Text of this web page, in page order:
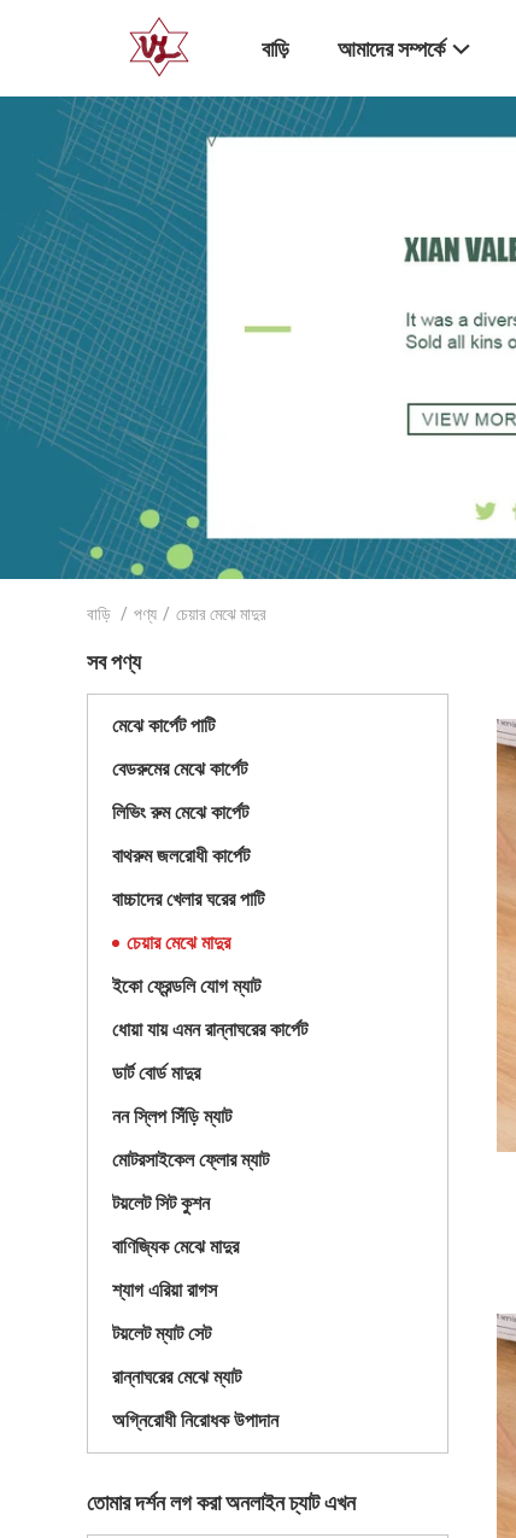
বাড়ি আমাদের সম্পর্কে
বাড়ি / পণ্য / চেয়ার মেঝে মাদুর
সব পণ্য
মেঝে কার্পেট পাটি
বেডরুমের মেঝে কার্পেট
লিভিং রুম মেঝে কার্পেট
বাথরুম জলরোধী কার্পেট
বাচ্চাদের খেলার ঘরের পাটি
চেয়ার মেঝে মাদুর
ইকো ফ্রেন্ডলি যোগ ম্যাট
ধোয়া যায় এমন রান্নাঘরের কার্পেট
ডার্ট বোর্ড মাদুর
নন স্লিপ সিঁড়ি ম্যাট
মোটরসাইকেল ফ্লোর ম্যাট
টয়লেট সিট কুশন
বাণিজ্যিক মেঝে মাদুর
শ্যাগ এরিয়া রাগস
টয়লেট ম্যাট সেট
রান্নাঘরের মেঝে ম্যাট
অগ্নিরোধী নিরোধক উপাদান
তোমার দর্শন লগ করা অনলাইন চ্যাট এখন